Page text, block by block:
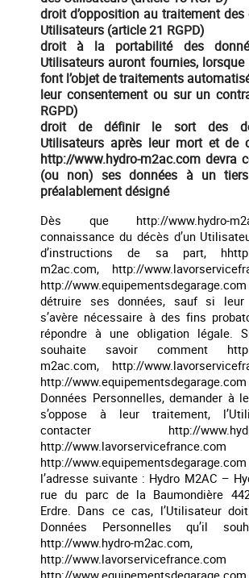
droit d’opposition au traitement des
Utilisateurs (article 21 RGPD)
droit à la portabilité des
Utilisateurs auront fournies, lorsque
font l’objet de traitements
leur consentement ou sur un
RGPD)
droit de définir le sort des
Utilisateurs après leur mort et de
http://www.hydro-m2ac.com devra
(ou non) ses données à un
préalablement désigné
Dès que http://www.hydro-
connaissance du décès d’un
d’instructions de sa part,
m2ac.com, http://
http://
détruire ses données, sauf si leur
s’avère nécessaire à des fins
répondre à une obligation légale.
souhaite savoir comment http://
m2ac.com, http://
http://
Données Personnelles, demander à
s’oppose à leur traitement,
contacter http://www.hydro-
http://
http://
l’adresse suivante : Hydro M2AC –
rue du parc de la Baumondière
Erdre. Dans ce cas, l’Utilisateur
Données Personnelles qu’il
http://www.hydro-m2ac.com,
http://
http://